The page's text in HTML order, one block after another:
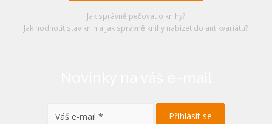
Jak správně pečovat o knihy?
Jak hodnotit stav knih a jak správně knihy nabízet do antikvariátu?